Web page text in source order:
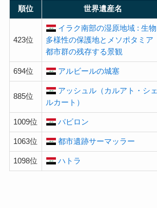
順位 世界遺産名
423位
イラク南部の湿原地域 : 生物
多様性の保護地とメソポタミア
都市群の残存する景観
694位 アルビールの城塞
885位
アッシュル（カルアト・シェ
ルカート）
1009位 バビロン
1063位 都市遺跡サーマッラー
1098位 ハトラ